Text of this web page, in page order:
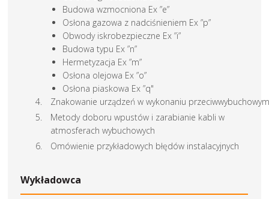
Budowa wzmocniona Ex ”e”
Osłona gazowa z nadciśnieniem Ex ”p”
Obwody iskrobezpieczne Ex ”i”
Budowa typu Ex ”n”
Hermetyzacja Ex ”m”
Osłona olejowa Ex ”o”
Osłona piaskowa Ex ”q"
Znakowanie urządzeń w wykonaniu
Metody doboru wpustów i zarabianie kabli w
atmosferach wybuchowych
Omówienie przykładowych błędów instalacyjnych
Wykładowca